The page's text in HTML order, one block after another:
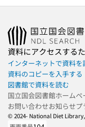
資料にアクセスする
インターネットで資料を
資料のコピーを入手する
図書館で資料を読む
国立国会図書館ホームペ
お問い合わせお知らせ
© 2024- National Diet